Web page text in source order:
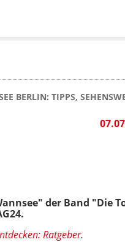
BERLIN: TIPPS,
der Band "Die
Ratgeber.